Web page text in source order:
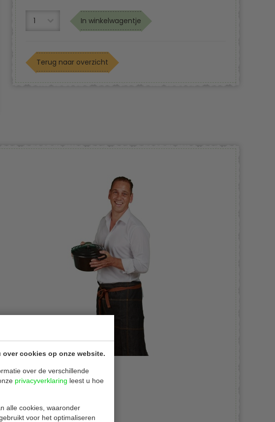
over cookies op onze website.
over de verschillende
privacyverklaring leest u hoe
alle cookies, waaronder
voor het optimaliseren
In winkelwagentje
Terug naar overzicht